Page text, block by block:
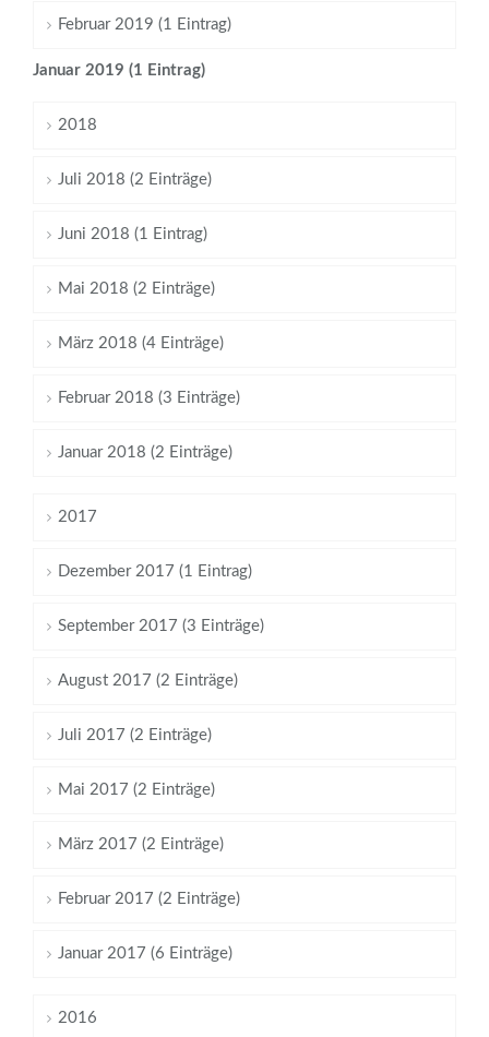
Februar 2019 (1 Eintrag)
Januar 2019 (1 Eintrag)
2018
Juli 2018 (2 Einträge)
Juni 2018 (1 Eintrag)
Mai 2018 (2 Einträge)
März 2018 (4 Einträge)
Februar 2018 (3 Einträge)
Januar 2018 (2 Einträge)
2017
Dezember 2017 (1 Eintrag)
September 2017 (3 Einträge)
August 2017 (2 Einträge)
Juli 2017 (2 Einträge)
Mai 2017 (2 Einträge)
März 2017 (2 Einträge)
Februar 2017 (2 Einträge)
Januar 2017 (6 Einträge)
2016